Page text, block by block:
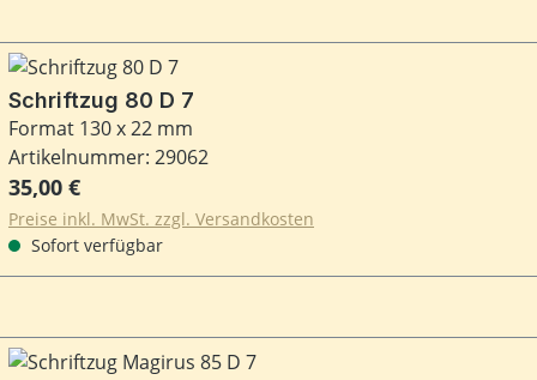
Schriftzug 80 D 7
Format 130 x 22 mm
Artikelnummer: 29062
Regulärer Preis:
35,00 €
Preise inkl. MwSt. zzgl. Versandkosten
Sofort verfügbar